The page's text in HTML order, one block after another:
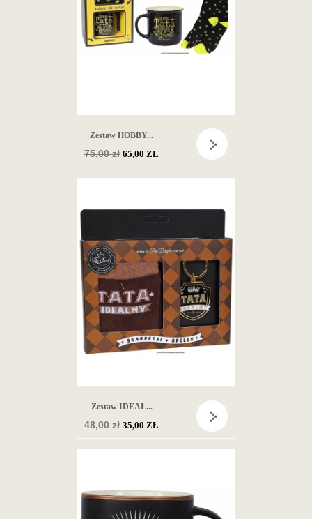
Zestaw HOBBY...
Cena
75,00 zł 65,00 ZŁ
Zestaw IDEAŁ...
Cena
48,00 zł 35,00 ZŁ